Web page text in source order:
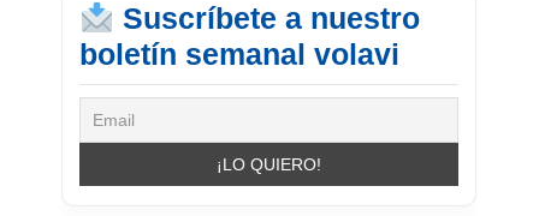
Suscríbete a nuestro
boletín semanal volavi